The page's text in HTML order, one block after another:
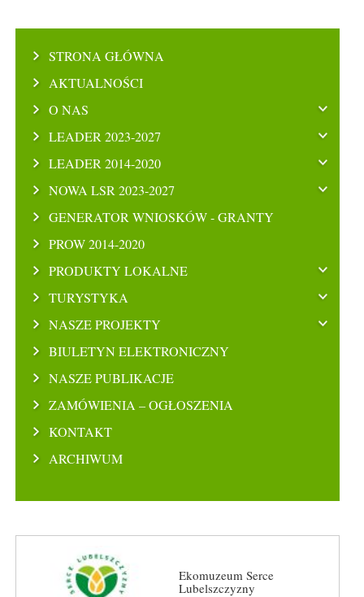
STRONA GŁÓWNA
AKTUALNOŚCI
O NAS
LEADER 2023-2027
LEADER 2014-2020
NOWA LSR 2023-2027
GENERATOR WNIOSKÓW - GRANTY
PROW 2014-2020
PRODUKTY LOKALNE
TURYSTYKA
NASZE PROJEKTY
BIULETYN ELEKTRONICZNY
NASZE PUBLIKACJE
ZAMÓWIENIA – OGŁOSZENIA
KONTAKT
ARCHIWUM
Ekomuzeum Serce
Lubelszczyzny